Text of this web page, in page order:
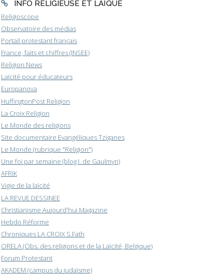
INFO RELIGIEUSE ET LAÏQUE
Religioscope
Observatoire des médias
Portail protestant français
France, faits et chiffres (INSEE)
Religion News
Laïcité pour éducateurs
Europanova
HuffingtonPost Religion
La Croix Religion
Le Monde des religions
Site documentaire Evangéliques Tziganes
Le Monde (rubrique "Religion")
Une foi par semaine (blog I. de Gaulmyn)
AFRIK
Vigie de la laïcité
LA REVUE DESSINEE
Christianisme Aujourd'hui Magazine
Hebdo Réforme
Chroniques LA CROIX S.Fath
ORELA (Obs. des religions et de la Laïcité, Belgique)
Forum Protestant
AKADEM (campus du judaïsme)